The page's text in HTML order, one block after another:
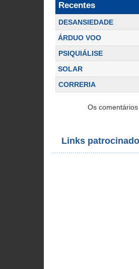
Recentes
DESANSIEDADE
ÁRDUO VOO
PSIQUIÁLISE
SOLAR
CORRERIA
Os
Links